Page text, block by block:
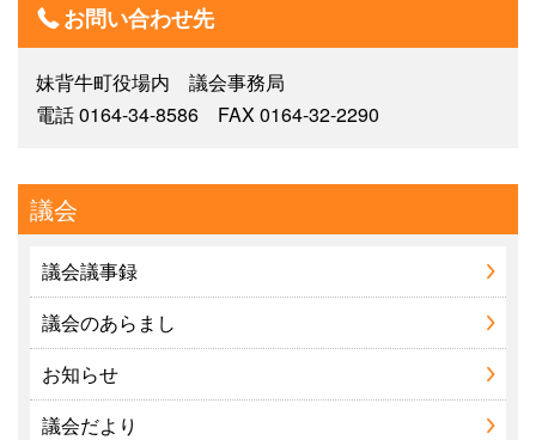
お問い合わせ先
妹背牛町役場内 議会事務局
電話 0164-34-8586 FAX 0164-32-2290
議会
議会議事録
議会のあらまし
お知らせ
議会だより